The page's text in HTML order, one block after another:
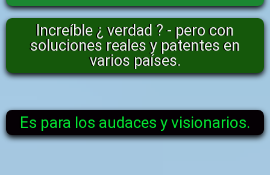
Increíble ¿ verdad ? - pero con
soluciones reales y patentes en
varios países.
Es para los audaces y visionarios.